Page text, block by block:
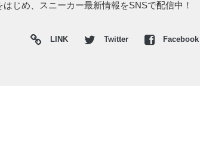
じめ、スニーカー最新情報をSNSで配信中！
LINK Twitter Facebook